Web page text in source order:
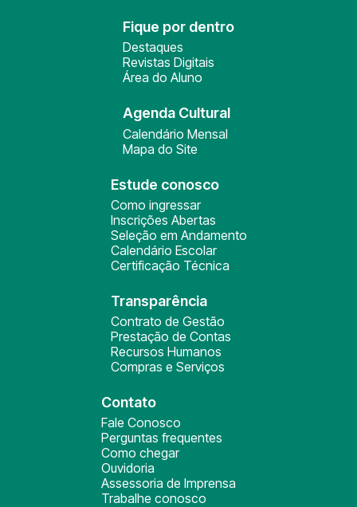
Fique por dentro
Destaques
Revistas Digitais
Área do Aluno
Agenda Cultural
Calendário Mensal
Mapa do Site
Estude conosco
Como ingressar
Inscrições Abertas
Seleção em Andamento
Calendário Escolar
Certificação Técnica
Transparência
Contrato de Gestão
Prestação de Contas
Recursos Humanos
Compras e Serviços
Contato
Fale Conosco
Perguntas frequentes
Como chegar
Ouvidoria
Assessoria de Imprensa
Trabalhe conosco